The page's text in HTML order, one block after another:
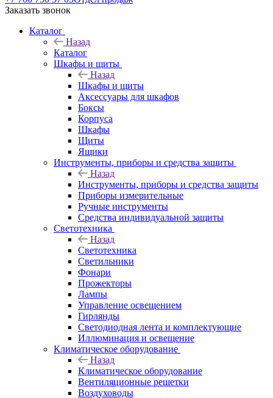
Заказать звонок
Каталог
Назад
Каталог
Шкафы и щиты
Назад
Шкафы и щиты
Аксессуары для шкафов
Боксы
Корпуса
Шкафы
Щиты
Ящики
Инструменты, приборы и средства защиты
Назад
Инструменты, приборы и средства защиты
Приборы измерительные
Ручные инструменты
Средства индивидуальной защиты
Светотехника
Назад
Светотехника
Светильники
Фонари
Прожекторы
Лампы
Управление освещением
Гирлянды
Светодиодная лента и комплектующие
Иллюминация и освещение
Климатическое оборудование
Назад
Климатическое оборудование
Вентиляционные решетки
Воздуховоды